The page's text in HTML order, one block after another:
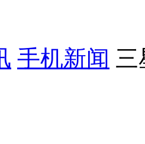
手机新闻 三